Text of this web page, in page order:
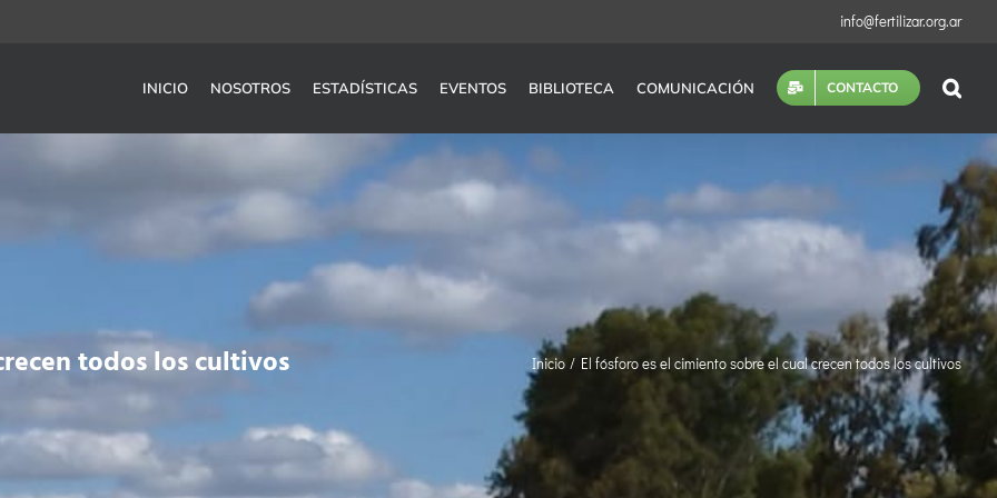
info@fertilizar.org.ar
INICIO NOSOTROS ESTADÍSTICAS EVENTOS BIBLIOTECA COMUNICACIÓN CONTACTO
todos los cultivos Inicio El fósforo es el cimiento sobre el cual crecen todos los cultivos